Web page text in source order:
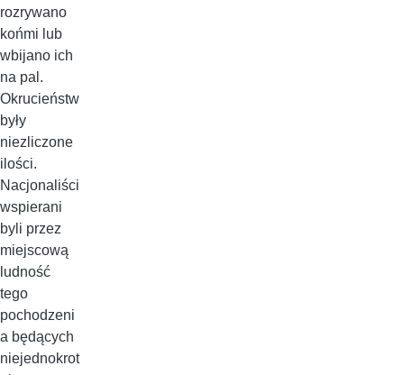
rozrywano
końmi lub
wbijano ich
na pal.
Okrucieństw
były
niezliczone
ilości.
Nacjonaliści
wspierani
byli przez
miejscową
ludność
tego
pochodzeni
a będących
niejednokrot